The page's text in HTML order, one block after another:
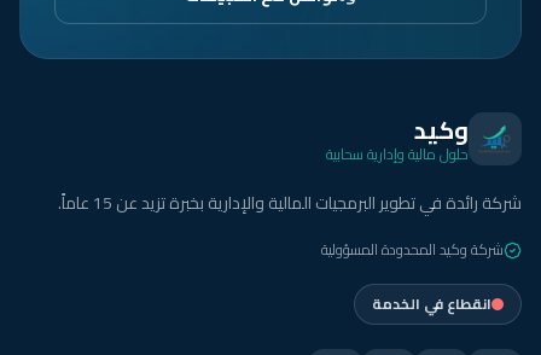
وكيد
حلول مالية وإدارية سحابية
شركة رائدة في تطوير البرمجيات المالية والإدارية بخبرة تزيد عن 15 عاماً.
شركة وكيد المحدودة المسؤولية
انقطاع في الخدمة